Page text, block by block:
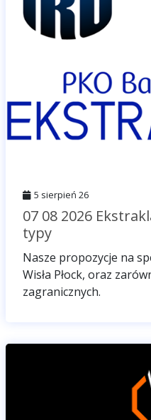
5 sierpień 26
07 08 2026
typy
Nasze propozycje na
Wisła Płock, oraz
zagranicznych.